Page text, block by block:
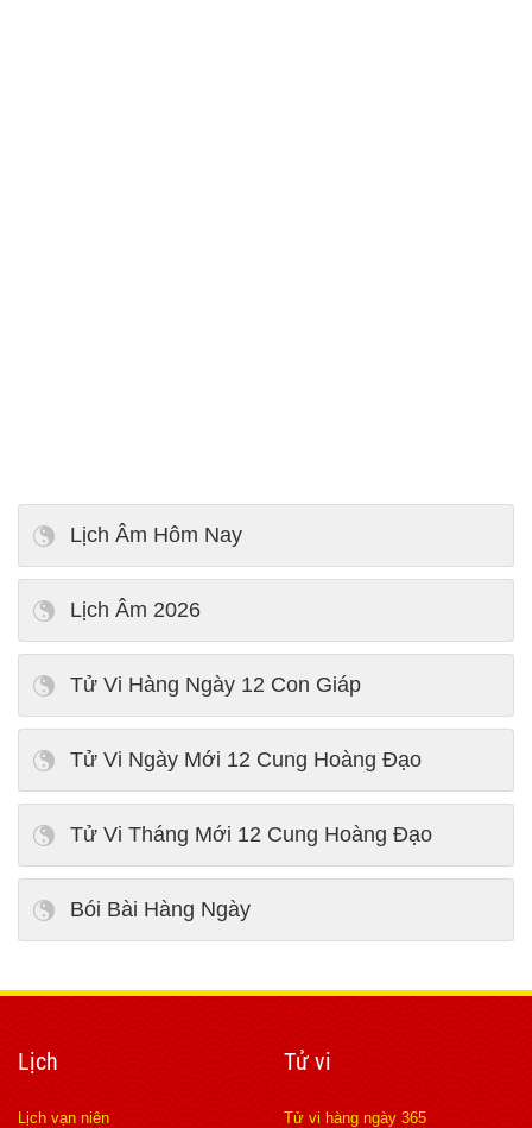
Lịch Âm Hôm Nay
Lịch Âm 2026
Tử Vi Hàng Ngày 12 Con Giáp
Tử Vi Ngày Mới 12 Cung Hoàng Đạo
Tử Vi Tháng Mới 12 Cung Hoàng Đạo
Bói Bài Hàng Ngày
Lịch
Lịch vạn niên
Tử vi
Tử vi hàng ngày 365